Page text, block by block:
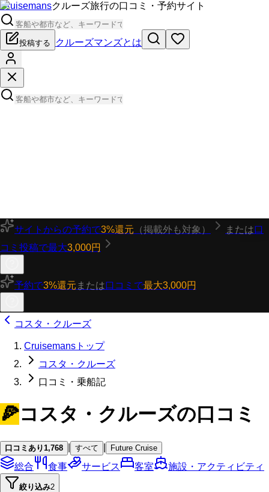
Cruisemansクルーズ旅行の口コミ・予約サイト
投稿する クルーズマンズとは
サイトからの予約で3%還元 （掲載外も対象） または口
コミ投稿で最大3,000円
予約で3%還元 または口コミで最大3,000円
コスタ・クルーズ
Cruisemansトップ
コスタ・クルーズ
口コミ・乗船記
🍕コスタ・クルーズの口コミ
口コミあり1,768 すべて Future Cruise
総合 食事 サービス 客室 施設・アクティビティ
絞り込み2